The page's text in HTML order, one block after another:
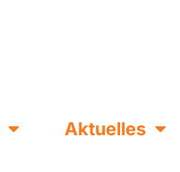
Aktuelles